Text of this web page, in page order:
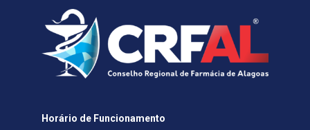
Horário de Funcionamento